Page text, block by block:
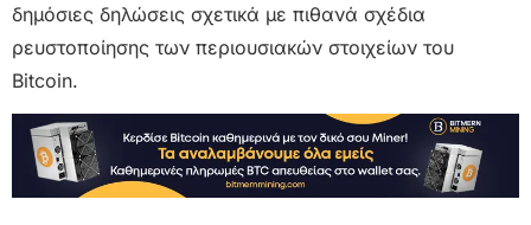
δημόσιες δηλώσεις σχετικά με πιθανά σχέδια
ρευστοποίησης των περιουσιακών στοιχείων του
Bitcoin.